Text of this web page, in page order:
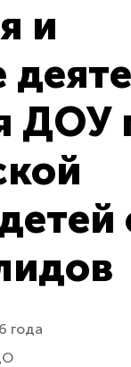
и
ДОУ
года